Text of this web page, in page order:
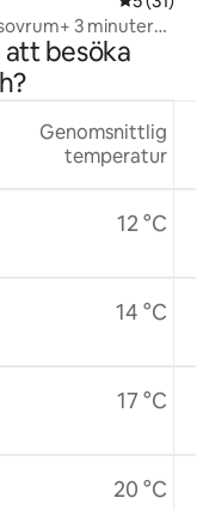
att besöka
Genomsnittlig
temperatur
12 °C
14 °C
17 °C
20 °C